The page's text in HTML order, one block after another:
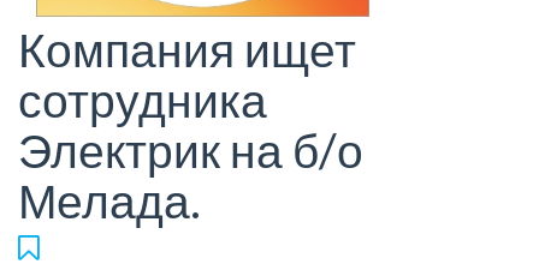
Компания ищет
сотрудника
Электрик на б/о
Мелада.